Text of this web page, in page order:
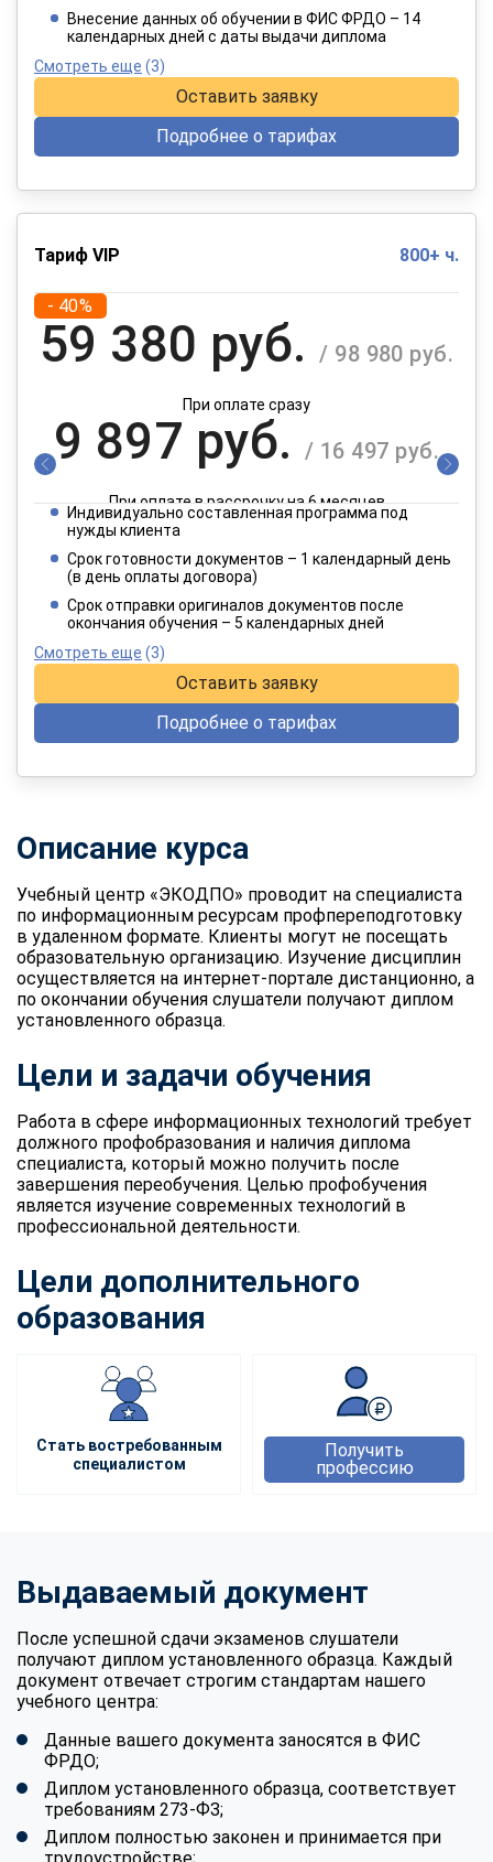
При оплате в рассрочку на 12 месяцев
Внесение данных об обучении в ФИС ФРДО – 14
календарных дней с даты выдачи диплома
Смотреть еще (3)
Оставить заявку
Подробнее о тарифах
Тариф VIP 800+ ч.
- 40%
59 380 руб. / 98 980 руб.
При оплате сразу
9 897 руб. / 16 497 руб.
При оплате в рассрочку на 6 месяцев
4 949 руб. / 8 249 руб.
При оплате в рассрочку на 12 месяцев
Индивидуально составленная программа под
нужды клиента
Срок готовности документов – 1 календарный день
(в день оплаты договора)
Срок отправки оригиналов документов после
окончания обучения – 5 календарных дней
Смотреть еще (3)
Оставить заявку
Подробнее о тарифах
Описание курса
Учебный центр «ЭКОДПО» проводит на специалиста
по информационным ресурсам профпереподготовку
в удаленном формате. Клиенты могут не посещать
образовательную организацию. Изучение дисциплин
осуществляется на интернет-портале дистанционно, а
по окончании обучения слушатели получают диплом
установленного образца.
Цели и задачи обучения
Работа в сфере информационных технологий требует
должного профобразования и наличия диплома
специалиста, который можно получить после
завершения переобучения. Целью профобучения
является изучение современных технологий в
профессиональной деятельности.
Цели дополнительного
образования
Стать востребованным
специалистом
Получить
профессию
Выдаваемый документ
После успешной сдачи экзаменов слушатели
получают диплом установленного образца. Каждый
документ отвечает строгим стандартам нашего
учебного центра:
Данные вашего документа заносятся в ФИС
ФРДО;
Диплом установленного образца, соответствует
требованиям 273-ФЗ;
Диплом полностью законен и принимается при